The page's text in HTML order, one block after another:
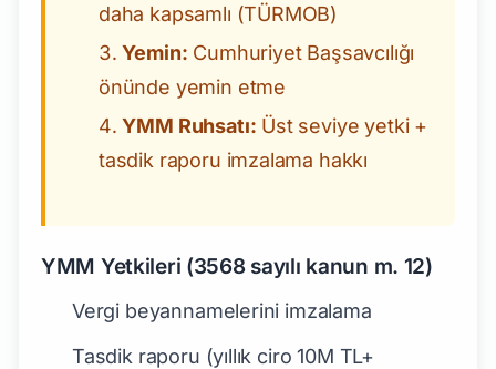
daha kapsamlı (TÜRMOB)
Yemin: Cumhuriyet Başsavcılığı
önünde yemin etme
YMM Ruhsatı: Üst seviye yetki +
tasdik raporu imzalama hakkı
YMM Yetkileri (3568 sayılı kanun m. 12)
Vergi beyannamelerini imzalama
Tasdik raporu (yıllık ciro 10M TL+